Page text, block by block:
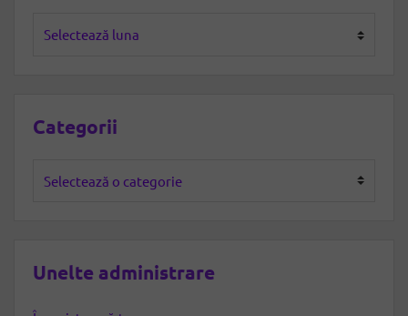
Categorii
Unelte administrare